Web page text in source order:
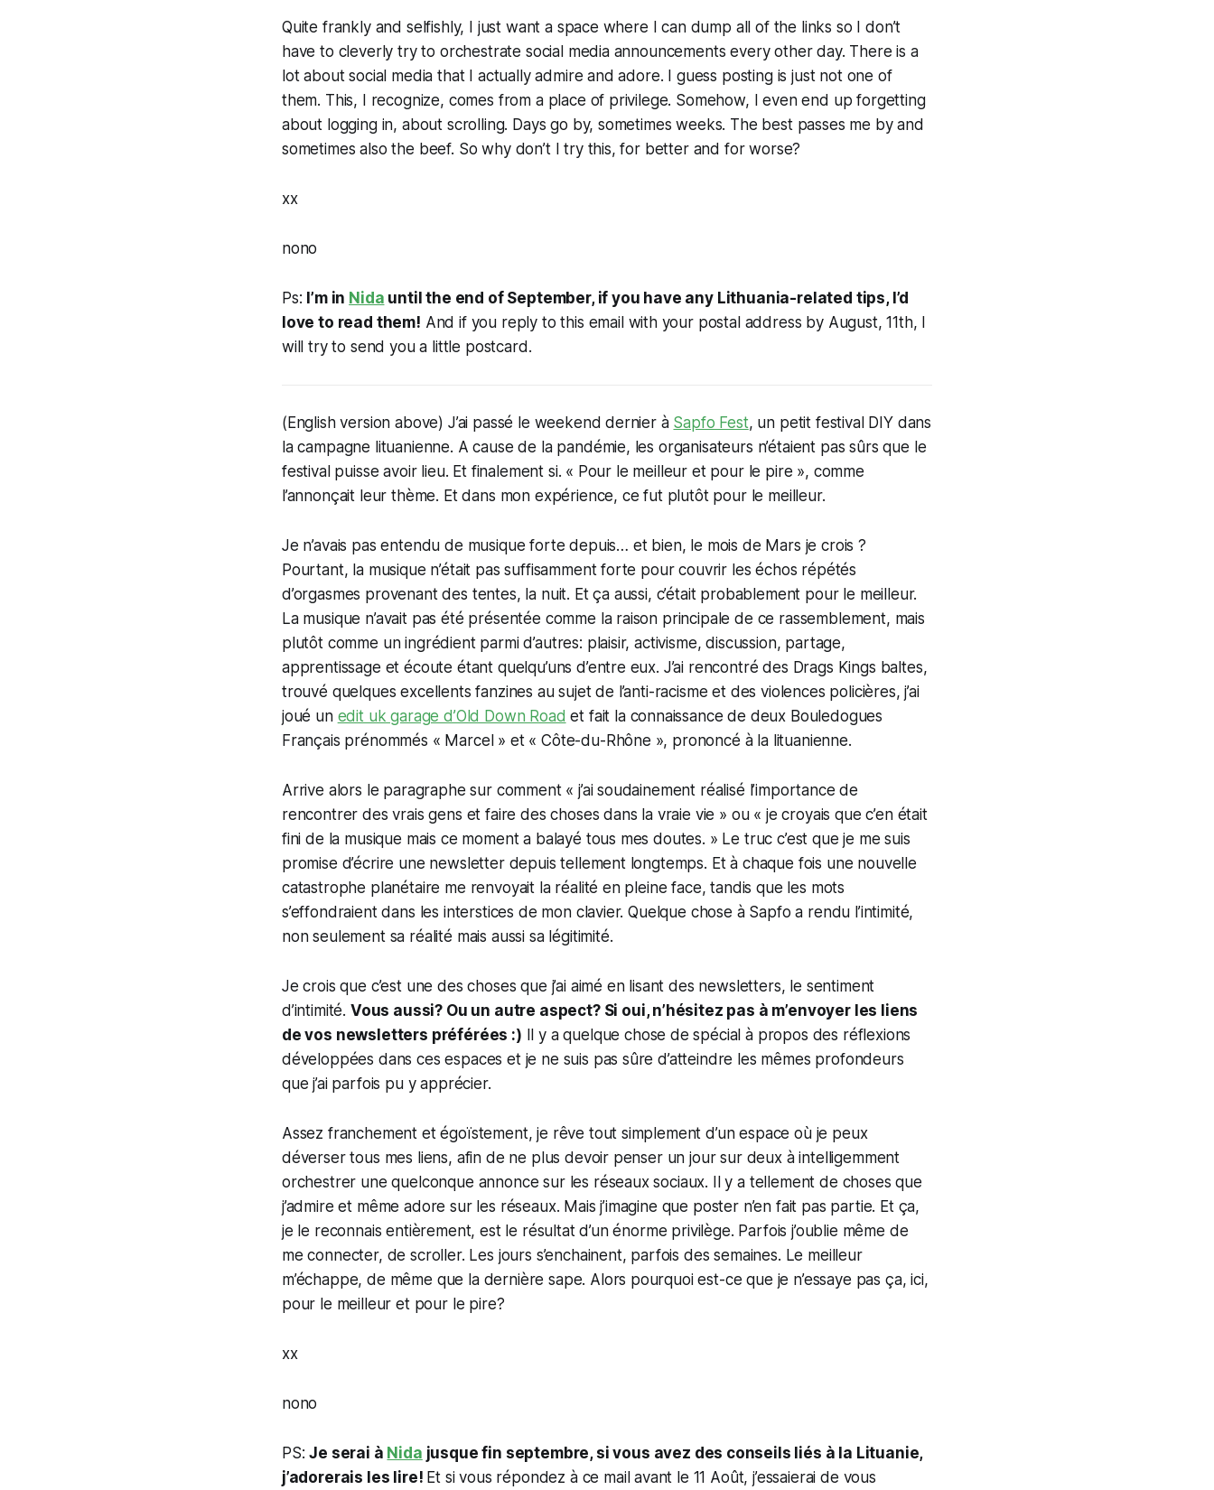
Quite frankly and selfishly, I just want a space where I can dump all of the links so I don’t
have to cleverly try to orchestrate social media announcements every other day. There is a
lot about social media that I actually admire and adore. I guess posting is just not one of
them. This, I recognize, comes from a place of privilege. Somehow, I even end up forgetting
about logging in, about scrolling. Days go by, sometimes weeks. The best passes me by and
sometimes also the beef. So why don’t I try this, for better and for worse?
xx
nono
Ps: I’m in Nida until the end of September, if you have any Lithuania-related tips, I’d
love to read them! And if you reply to this email with your postal address by August, 11th, I
will try to send you a little postcard.
(English version above) J’ai passé le weekend dernier à Sapfo Fest, un petit festival DIY dans
la campagne lituanienne. A cause de la pandémie, les organisateurs n’étaient pas sûrs que le
festival puisse avoir lieu. Et finalement si. « Pour le meilleur et pour le pire », comme
l’annonçait leur thème. Et dans mon expérience, ce fut plutôt pour le meilleur.
Je n’avais pas entendu de musique forte depuis… et bien, le mois de Mars je crois ?
Pourtant, la musique n’était pas suffisamment forte pour couvrir les échos répétés
d’orgasmes provenant des tentes, la nuit. Et ça aussi, c’était probablement pour le meilleur.
La musique n’avait pas été présentée comme la raison principale de ce rassemblement, mais
plutôt comme un ingrédient parmi d’autres: plaisir, activisme, discussion, partage,
apprentissage et écoute étant quelqu’uns d’entre eux. J’ai rencontré des Drags Kings baltes,
trouvé quelques excellents fanzines au sujet de l’anti-racisme et des violences policières, j’ai
joué un edit uk garage d’Old Down Road et fait la connaissance de deux Bouledogues
Français prénommés « Marcel » et « Côte-du-Rhône », prononcé à la lituanienne.
Arrive alors le paragraphe sur comment « j’ai soudainement réalisé l’importance de
rencontrer des vrais gens et faire des choses dans la vraie vie » ou « je croyais que c’en était
fini de la musique mais ce moment a balayé tous mes doutes. » Le truc c’est que je me suis
promise d’écrire une newsletter depuis tellement longtemps. Et à chaque fois une nouvelle
catastrophe planétaire me renvoyait la réalité en pleine face, tandis que les mots
s’effondraient dans les interstices de mon clavier. Quelque chose à Sapfo a rendu l’intimité,
non seulement sa réalité mais aussi sa légitimité.
Je crois que c’est une des choses que j’ai aimé en lisant des newsletters, le sentiment
d’intimité. Vous aussi? Ou un autre aspect? Si oui, n’hésitez pas à m’envoyer les liens
de vos newsletters préférées :) Il y a quelque chose de spécial à propos des réflexions
développées dans ces espaces et je ne suis pas sûre d’atteindre les mêmes profondeurs
que j’ai parfois pu y apprécier.
Assez franchement et égoïstement, je rêve tout simplement d’un espace où je peux
déverser tous mes liens, afin de ne plus devoir penser un jour sur deux à intelligemment
orchestrer une quelconque annonce sur les réseaux sociaux. Il y a tellement de choses que
j’admire et même adore sur les réseaux. Mais j’imagine que poster n’en fait pas partie. Et ça,
je le reconnais entièrement, est le résultat d’un énorme privilège. Parfois j’oublie même de
me connecter, de scroller. Les jours s’enchainent, parfois des semaines. Le meilleur
m’échappe, de même que la dernière sape. Alors pourquoi est-ce que je n’essaye pas ça, ici,
pour le meilleur et pour le pire?
xx
nono
PS:Je serai à Nida jusque fin septembre, si vous avez des conseils liés à la Lituanie,
j’adorerais les lire! Et si vous répondez à ce mail avant le 11 Août, j’essaierai de vous